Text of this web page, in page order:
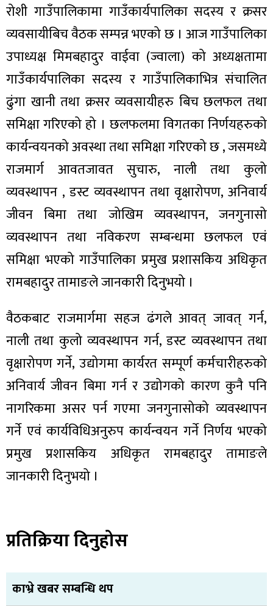
रोशी गाउँपालिकामा गाउँकार्यपालिका सदस्य र क्रसर
व्यवसायीबिच वैठक सम्पन्न भएको छ । आज गाउँपालिका
उपाध्यक्ष मिमबहादुर वाईवा (ज्वाला) को अध्यक्षतामा
गाउँकार्यपालिका सदस्य र गाउँपालिकाभित्र संचालित
ढुंगा खानी तथा क्रसर व्यवसायीहरु बिच छलफल तथा
समिक्षा गरिएको हो । छलफलमा विगतका निर्णयहरुको
कार्यन्वयनको अवस्था तथा समिक्षा गरिएको छ , जसमध्ये
राजमार्ग आवतजावत सुचारु, नाली तथा कुलो
व्यवस्थापन , डस्ट व्यवस्थापन तथा वृक्षारोपण, अनिवार्य
जीवन बिमा तथा जोखिम व्यवस्थापन, जनगुनासो
व्यवस्थापन तथा नविकरण सम्बन्धमा छलफल एवं
समिक्षा भएको गाउँपालिका प्रमुख प्रशासकिय अधिकृत
रामबहादुर तामाङले जानकारी दिनुभयो ।
वैठकबाट राजमार्गमा सहज ढंगले आवत् जावत् गर्न,
नाली तथा कुलो व्यवस्थापन गर्न, डस्ट व्यवस्थापन तथा
वृक्षारोपण गर्ने, उद्योगमा कार्यरत सम्पूर्ण कर्मचारीहरुको
अनिवार्य जीवन बिमा गर्न र उद्योगको कारण कुनै पनि
नागरिकमा असर पर्न गएमा जनगुनासोको व्यवस्थापन
गर्ने एवं कार्यविधिअनुरुप कार्यन्वयन गर्ने निर्णय भएको
प्रमुख प्रशासकिय अधिकृत रामबहादुर तामाङले
जानकारी दिनुभयो ।
प्रतिक्रिया दिनुहोस
काभ्रे खबर सम्बन्धि थप